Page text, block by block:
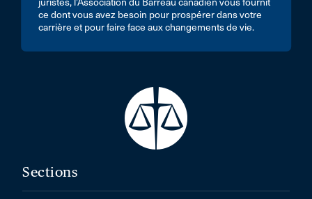
juristes, l’Association du Barreau canadien vous fournit
ce dont vous avez besoin pour prospérer dans votre
carrière et pour faire face aux changements de vie.
Sections